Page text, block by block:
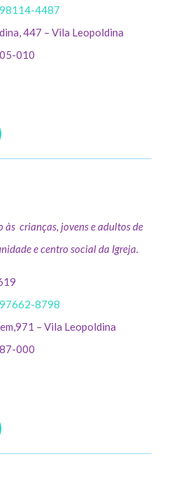
4487
447 – Vila Leopoldina
010
às crianças, jovens e adultos de
e centro social da Igreja.
8798
– Vila Leopoldina
000